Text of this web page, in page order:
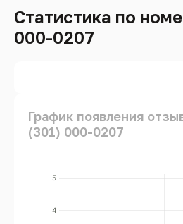
Статистика по
000-0207
График появления
(301) 000-0207
4
5